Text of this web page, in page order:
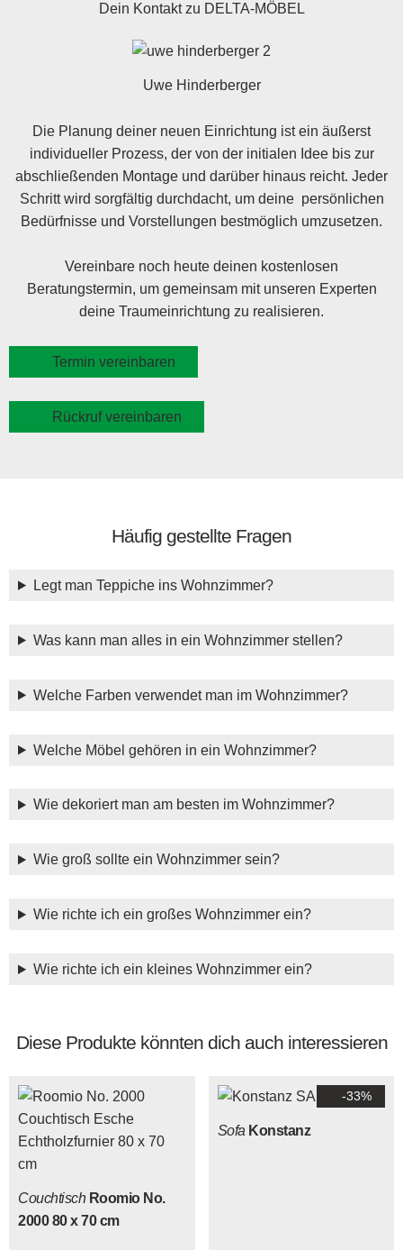
Dein Kontakt zu DELTA-MÖBEL
Uwe Hinderberger
Die Planung deiner neuen Einrichtung ist ein äußerst
individueller Prozess, der von der initialen Idee bis zur
abschließenden Montage und darüber hinaus reicht. Jeder
Schritt wird sorgfältig durchdacht, um deine persönlichen
Bedürfnisse und Vorstellungen bestmöglich umzusetzen.
Vereinbare noch heute deinen kostenlosen
Beratungstermin, um gemeinsam mit unseren Experten
deine Traumeinrichtung zu realisieren.
Termin vereinbaren
Rückruf vereinbaren
Häufig gestellte Fragen
Legt man Teppiche ins Wohnzimmer?
Was kann man alles in ein Wohnzimmer stellen?
Welche Farben verwendet man im Wohnzimmer?
Welche Möbel gehören in ein Wohnzimmer?
Wie dekoriert man am besten im Wohnzimmer?
Wie groß sollte ein Wohnzimmer sein?
Wie richte ich ein großes Wohnzimmer ein?
Wie richte ich ein kleines Wohnzimmer ein?
Diese Produkte könnten dich auch interessieren
Couchtisch Roomio No.
2000 80 x 70 cm
-33%
Sofa Konstanz